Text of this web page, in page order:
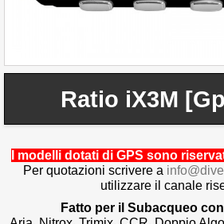
Ratio iX3M
I modelli dotati di GPS sono
Per quotazioni scrivere a
utilizzare il canale
Fatto per il Subacqueo